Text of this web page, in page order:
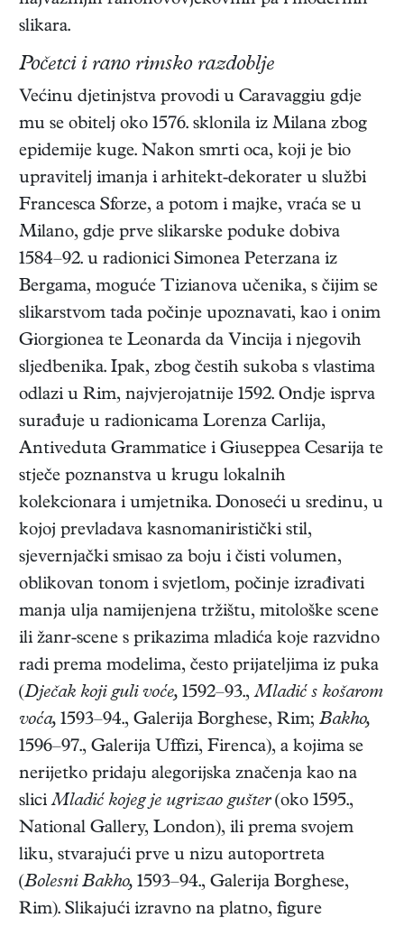
slikara.
Početci i rano rimsko razdoblje
Većinu djetinjstva provodi u Caravaggiu gdje
mu se obitelj oko 1576. sklonila iz Milana zbog
epidemije kuge. Nakon smrti oca, koji je bio
upravitelj imanja i arhitekt-dekorater u službi
Francesca Sforze, a potom i majke, vraća se u
Milano, gdje prve slikarske poduke dobiva
1584–92. u radionici Simonea Peterzana iz
Bergama, moguće Tizianova učenika, s čijim se
slikarstvom tada počinje upoznavati, kao i onim
Giorgionea te Leonarda da Vincija i njegovih
sljedbenika. Ipak, zbog čestih sukoba s vlastima
odlazi u Rim, najvjerojatnije 1592. Ondje isprva
surađuje u radionicama Lorenza Carlija,
Antiveduta Grammatice i Giuseppea Cesarija te
stječe poznanstva u krugu lokalnih
kolekcionara i umjetnika. Donoseći u sredinu, u
kojoj prevladava kasnomaniristički stil,
sjevernjački smisao za boju i čisti volumen,
oblikovan tonom i svjetlom, počinje izrađivati
manja ulja namijenjena tržištu, mitološke scene
ili žanr-scene s prikazima mladića koje razvidno
radi prema modelima, često prijateljima iz puka
(Dječak koji guli voće, 1592–93.,Mladić s košarom
voća, 1593–94., Galerija Borghese, Rim; Bakho,
1596–97., Galerija Uffizi, Firenca), a kojima se
nerijetko pridaju alegorijska značenja kao na
sliciMladić kojeg je ugrizao gušter(oko 1595.,
National Gallery, London), ili prema svojem
liku, stvarajući prve u nizu autoportreta
(Bolesni Bakho, 1593–94., Galerija Borghese,
Rim). Slikajući izravno na platno, figure